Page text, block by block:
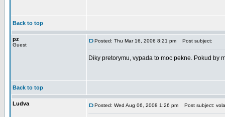
Back to top
pz
Guest
Posted: Thu Mar 16, 2006 8:21 pm Post subject:
Diky pretorymu, vypada to moc pekne. Pokud
Back to top
Ludva Posted: Wed Aug 06, 2008 1:26 pm Post subject: